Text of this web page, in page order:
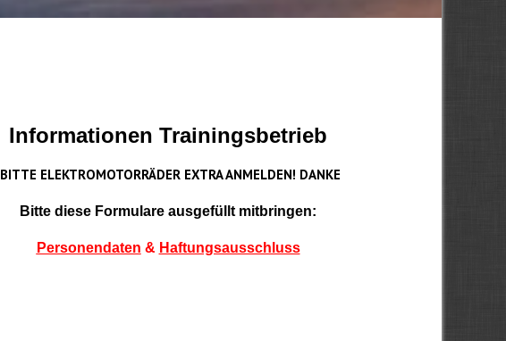
Informationen Trainingsbetrieb
BITTE ELEKTROMOTORRÄDER EXTRA ANMELDEN! DANKE
Bitte diese Formulare ausgefüllt mitbringen:
Personendaten & Haftungsausschluss